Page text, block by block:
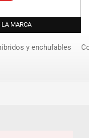
LA MARCA
y enchufables